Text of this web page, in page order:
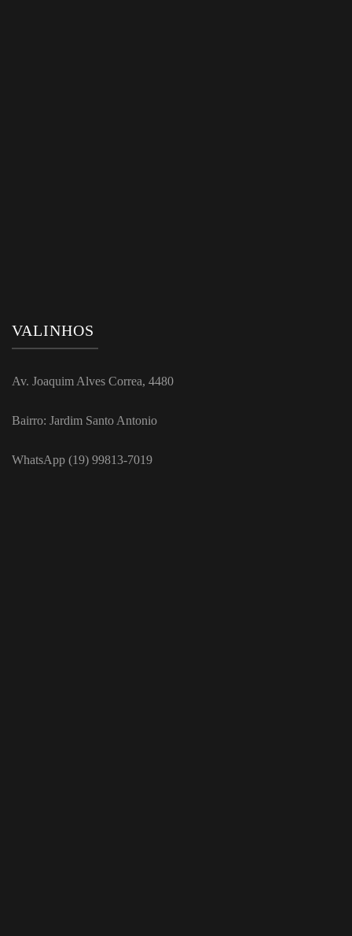
VALINHOS
Av. Joaquim Alves Correa, 4480
Bairro: Jardim Santo Antonio
WhatsApp (19) 99813-7019